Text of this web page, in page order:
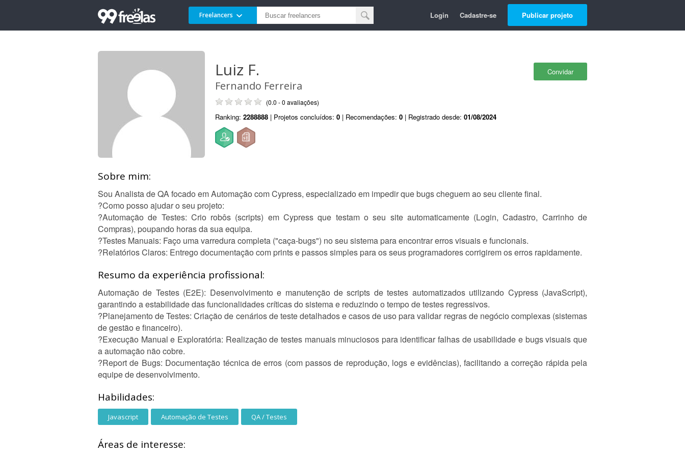
Freelancers Login Cadastre-se Publicar projeto
Convidar
Luiz F.
Fernando Ferreira
(0.0 - 0 avaliações)
Ranking: 2288888 | Projetos concluídos: 0 | Recomendações: 0 | Registrado desde: 01/08/2024
Sobre mim:
Sou Analista de QA focado em Automação com Cypress, especializado em impedir que bugs cheguem ao seu cliente final.
?Como posso ajudar o seu projeto:
?Automação de Testes: Crio robôs (scripts) em Cypress que testam o seu site automaticamente (Login, Cadastro, Carrinho de
Compras), poupando horas da sua equipa.
?Testes Manuais: Faço uma varredura completa ("caça-bugs") no seu sistema para encontrar erros visuais e funcionais.
?Relatórios Claros: Entrego documentação com prints e passos simples para os seus programadores corrigirem os erros rapidamente.
Resumo da experiência profissional:
Automação de Testes (E2E): Desenvolvimento e manutenção de scripts de testes automatizados utilizando Cypress (JavaScript),
garantindo a estabilidade das funcionalidades críticas do sistema e reduzindo o tempo de testes regressivos.
?Planejamento de Testes: Criação de cenários de teste detalhados e casos de uso para validar regras de negócio complexas (sistemas
de gestão e financeiro).
?Execução Manual e Exploratória: Realização de testes manuais minuciosos para identificar falhas de usabilidade e bugs visuais que
a automação não cobre.
?Report de Bugs: Documentação técnica de erros (com passos de reprodução, logs e evidências), facilitando a correção rápida pela
equipe de desenvolvimento.
Habilidades:
Javascript Automação de Testes QA / Testes
Áreas de interesse: